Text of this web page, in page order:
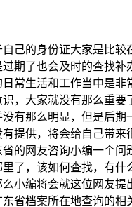
己的身份证大家是比较
期了也会及时的查找补
日常生活和工作当中是非
，大家就没有那么重要
有那么明显，但是后期
提供，将会给自己带来
的网友咨询小编一个问
了，该如何查找，有什
小编将会就这位网友提
省档案所在地查询的相